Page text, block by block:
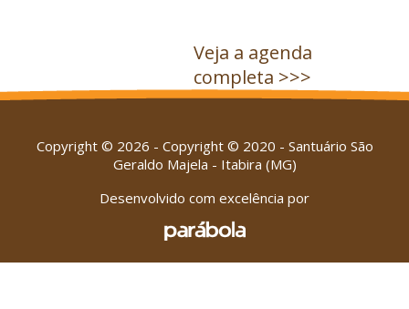
Veja a agenda
completa >>>
Copyright © 2026 - Copyright © 2020 - Santuário São
Geraldo Majela - Itabira (MG)
Desenvolvido com excelência por